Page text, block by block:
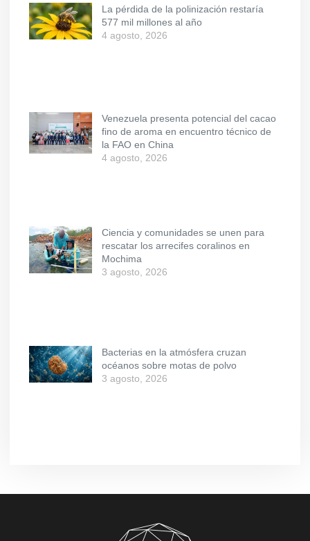
La pérdida de la polinización restaría
577 mil millones al año
4 agosto, 2026
Venezuela presenta potencial del cacao
fino de aroma en encuentro técnico de
la FAO en China
4 agosto, 2026
Ciencia y comunidades se unen para
rescatar los arrecifes coralinos en
Mochima
3 agosto, 2026
Bacterias en la atmósfera cruzan
océanos sobre motas de polvo
3 agosto, 2026